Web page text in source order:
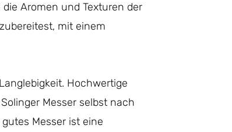
Aromen und Texturen der
mit einem
Hochwertige
Messer selbst nach
Messer ist eine